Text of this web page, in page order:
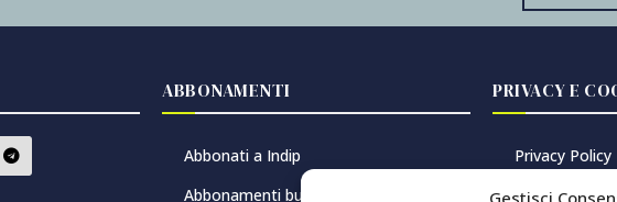
Gestisci
ABBONAMENTI
Abbonati a Indip
Abbonamenti buono regalo
PRIVACY E
Privacy Policy
Cookie Policy